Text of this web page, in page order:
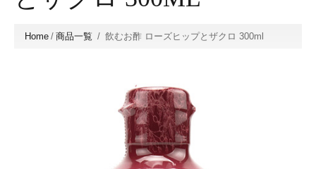
Home / 商品一覧 / 飲むお酢 ローズヒップとザクロ 300ml